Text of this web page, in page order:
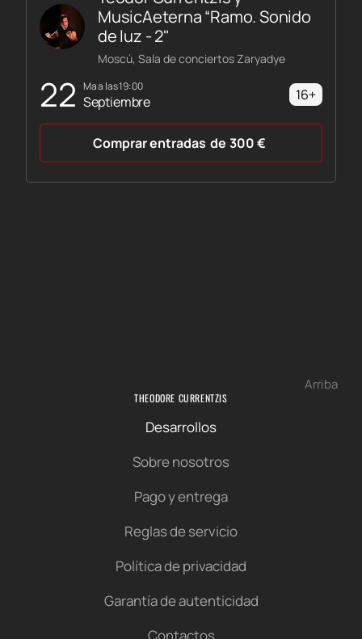
22 ma a las 19:00
Septiembre
MusicAeterna “Ramo. Sonido
de luz - 2"
Moscú, Sala de conciertos Zaryadye
16+
Comprar entradas de 300€
Arriba
THEODORE CURRENTZIS
Desarrollos
Sobre nosotros
Pago y entrega
Reglas de servicio
Política de privacidad
Garantía de autenticidad